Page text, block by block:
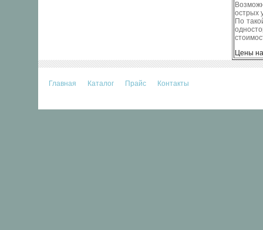
острых
По
Цены
Главная Каталог Прайс Контакты